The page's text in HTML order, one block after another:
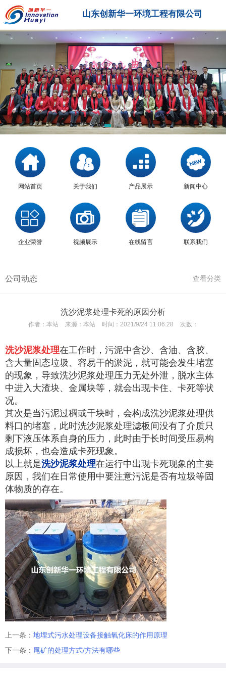
山东创新华一环境工程有限公司
网站首页 关于我们 产品展示 新闻中心
企业荣誉 视频展示 在线留言 联系我们
公司动态 查看分类
洗沙泥浆处理卡死的原因分析
作者： 本站 来源： 本站 时间： 2021/9/24 11:06:28 次数：
洗沙泥浆处理在工作时，污泥中含沙、含油、含胶、
含大量固态垃圾、容易干的淤泥，就可能会发生堵塞
的现象，导致洗沙泥浆处理压力无处外泄，脱水主体
中进入大渣块、金属块等，就会出现卡住、卡死等状
况。
其次是当污泥过稠或干块时，会构成洗沙泥浆处理供
料口的堵塞，此时洗沙泥浆处理滤板间没有了介质只
剩下液压体系自身的压力，此时由于长时间受压易构
成损坏，也会造成卡死现象。
以上就是洗沙泥浆处理在运行中出现卡死现象的主要
原因，我们在日常使用中要注意污泥是否有垃圾等固
体物质的存在。
上一条： 地埋式污水处理设备接触氧化床的作用原理
下一条： 尾矿的处理方式/方法有哪些